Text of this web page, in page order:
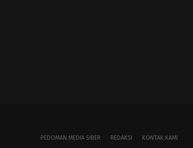
PEDOMAN MEDIA SIBER REDAKSI KONTAK KAMI